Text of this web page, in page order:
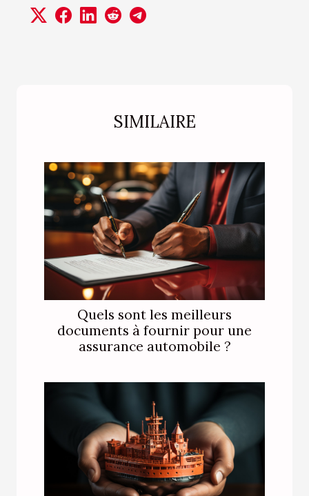
SIMILAIRE
Quels sont les meilleurs
documents à fournir pour une
assurance automobile ?